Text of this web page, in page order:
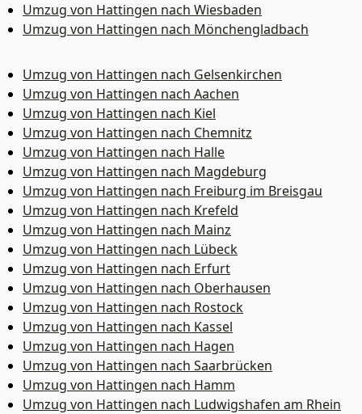
Umzug von Hattingen nach Wiesbaden
Umzug von Hattingen nach Mönchen­gladbach
Umzug von Hattingen nach Gelsenkirchen
Umzug von Hattingen nach Aachen
Umzug von Hattingen nach Kiel
Umzug von Hattingen nach Chemnitz
Umzug von Hattingen nach Halle
Umzug von Hattingen nach Magdeburg
Umzug von Hattingen nach Freiburg im Breisgau
Umzug von Hattingen nach Krefeld
Umzug von Hattingen nach Mainz
Umzug von Hattingen nach Lübeck
Umzug von Hattingen nach Erfurt
Umzug von Hattingen nach Oberhausen
Umzug von Hattingen nach Rostock
Umzug von Hattingen nach Kassel
Umzug von Hattingen nach Hagen
Umzug von Hattingen nach Saarbrücken
Umzug von Hattingen nach Hamm
Umzug von Hattingen nach Ludwigshafen am Rhein